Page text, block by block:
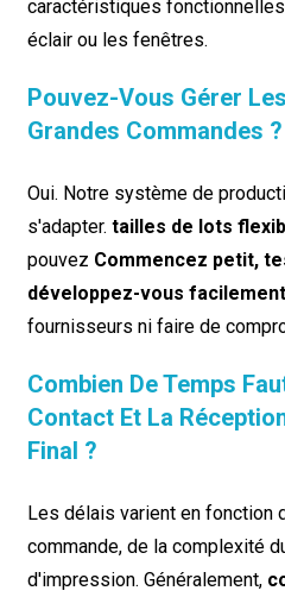
caractéristiques
éclair ou les fenêtres.
Pouvez-Vous Gérer
Grandes Commandes ?
Oui. Notre système de
s'adapter. tailles de lots
pouvez Commencez petit,
développez-vous
fournisseurs ni faire de
Combien De Temps
Contact Et La
Final ?
Les délais varient en fonction
commande, de la complexité
d'impression. Généralement,